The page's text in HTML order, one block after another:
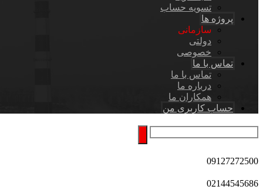
تسویه حساب
پروژه ها
سازمانی
دولتی
خصوصی
تماس با ما
تماس با ما
درباره ما
همکاران ما
حساب کاربری من
09127272500
02144545686